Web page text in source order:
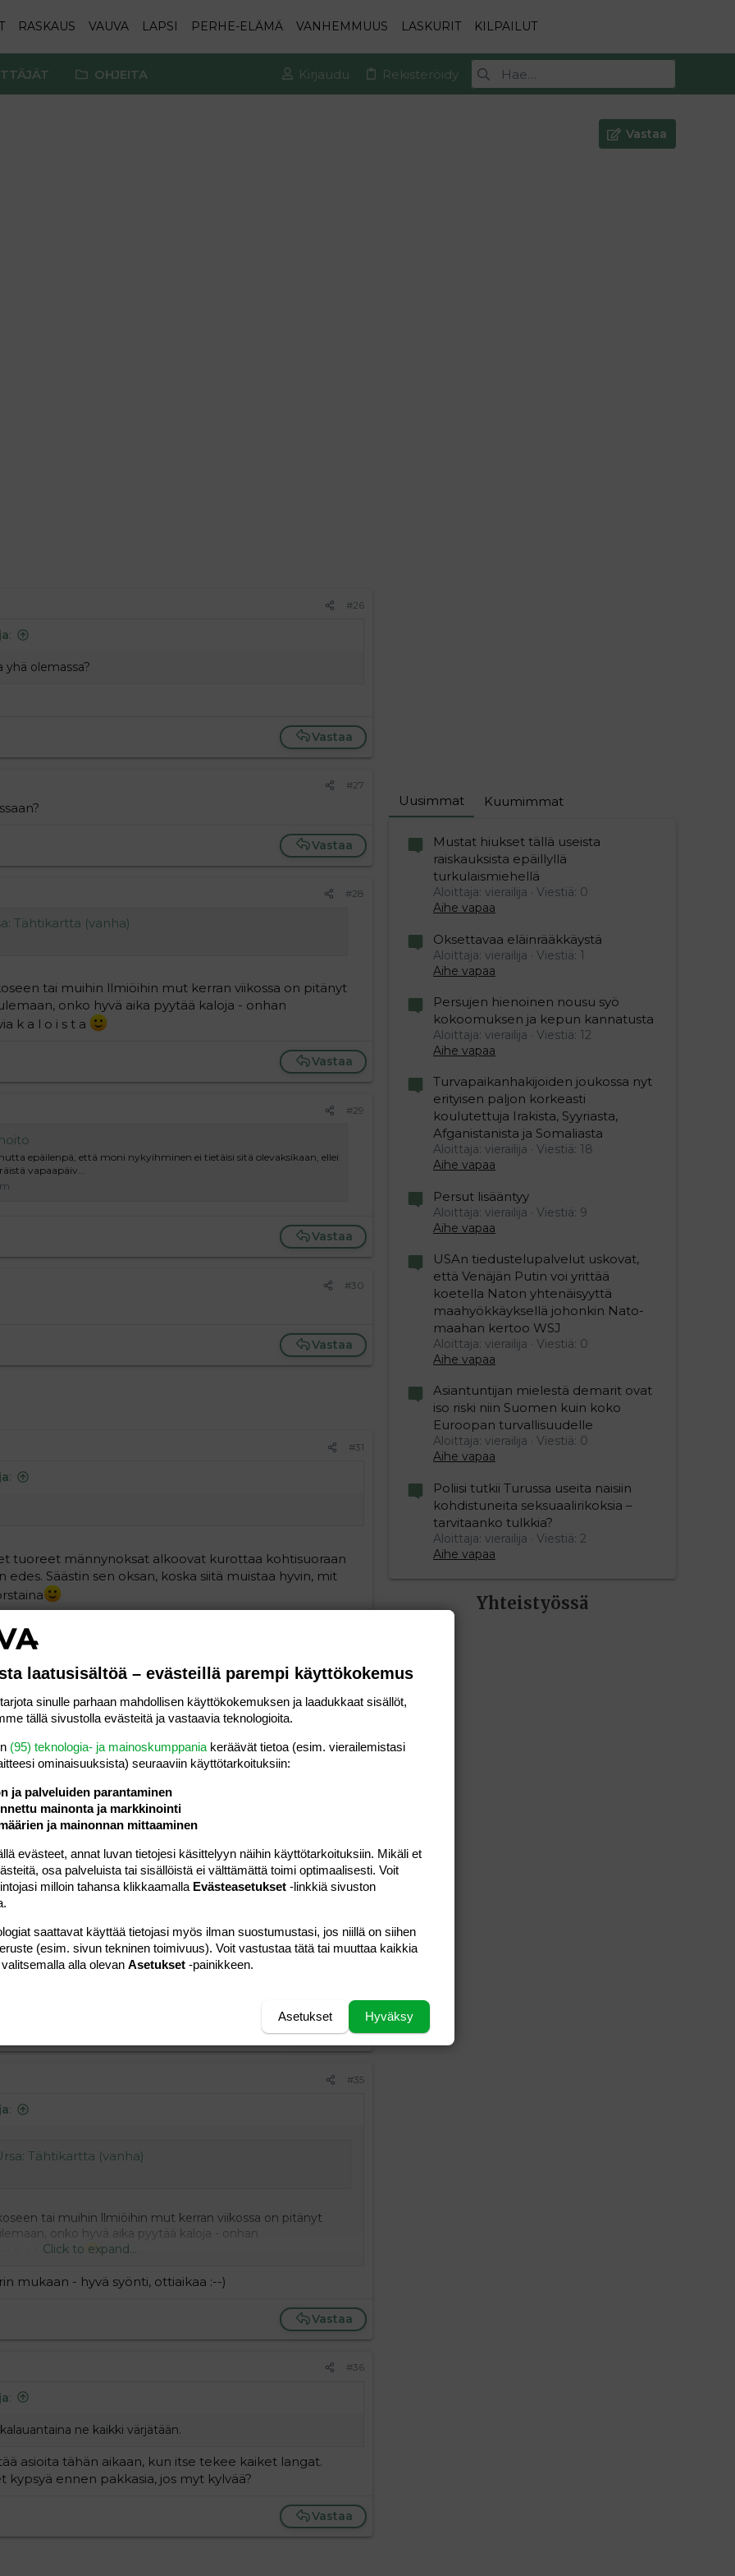
RASKAUS VAUVA LAPSI PERHE-ELÄMÄ VANHEMMUUS LASKURIT KILPAILUT
OHJEITA Kirjaudu Rekisteröidy
Vastaa
#26
:
yhä olemassa?
Vastaa
#27
Vastaa
#28
Tähtikartta (vanha)
tai muihin llmiöihin mut kerran viikossa on pitänyt
onko hyvä aika pyytää kaloja - onhan
k a l o i s t a
Vastaa
#29
epäilenpä, että moni nykyihminen ei tietäisi sitä olevaksikaan, ellei
vapaapäiv...
Vastaa
#30
Vastaa
#31
:
tuoreet männynoksat alkoovat kurottaa kohtisuoraan
edes. Säästin sen oksan, koska siitä muistaa hyvin, mit
#32
vuosikasvaimet - suoraan kohti taivasta
Vastaa
Vastaa
:
Vastaa
#35
:
Tähtikartta (vanha)
tai muihin llmiöihin mut kerran viikossa on pitänyt
onko hyvä aika pyytää kaloja - onhan
k a l o i s t a
Click to expand...
mukaan - hyvä syönti, ottiaikaa :--)
Vastaa
#36
:
ne kaikki värjätään.
asioita tähän aikaan, kun itse tekee kaiket langat.
ennen pakkasia, jos myt kylvää?
Vastaa
Uusimmat Kuumimmat
Mustat hiukset tällä useista
raiskauksista epäillyllä
turkulaismiehellä
Aloittaja: vierailija
Viestiä: 0
Aihe vapaa
Oksettavaa eläinrääkkäystä
Aloittaja: vierailija
Viestiä: 1
Aihe vapaa
Persujen hienoinen nousu syö
kokoomuksen ja kepun kannatusta
Aloittaja: vierailija
Viestiä: 12
Aihe vapaa
Turvapaikanhakijoiden joukossa nyt
erityisen paljon korkeasti
koulutettuja Irakista, Syyriasta,
Afganistanista ja Somaliasta
Aloittaja: vierailija
Viestiä: 18
Aihe vapaa
Persut lisääntyy
Aloittaja: vierailija
Viestiä: 9
Aihe vapaa
USAn tiedustelupalvelut uskovat,
että Venäjän Putin voi yrittää
koetella Naton yhtenäisyyttä
maahyökkäyksellä johonkin Nato-
maahan kertoo WSJ
Aloittaja: vierailija
Viestiä: 0
Aihe vapaa
Asiantuntijan mielestä demarit ovat
iso riski niin Suomen kuin koko
Euroopan turvallisuudelle
Aloittaja: vierailija
Viestiä: 0
Aihe vapaa
Poliisi tutkii Turussa useita naisiin
kohdistuneita seksuaalirikoksia –
tarvitaanko tulkkia?
Aloittaja: vierailija
Viestiä: 2
Aihe vapaa
Yhteistyössä
laatusisältöä – evästeillä parempi käyttökokemus
sinulle parhaan mahdollisen käyttökokemuksen ja laadukkaat sisällöt,
tällä sivustolla evästeitä ja vastaavia teknologioita.
(95) teknologia- ja mainoskumppania keräävät tietoa (esim. vierailemis­tasi
ominaisuuk­sista) seuraaviin käyttötarkoituksiin:
ja palveluiden parantaminen
mainonta ja markkinointi
ja mainonnan mittaaminen
evästeet, annat luvan tietojesi käsittelyyn näihin käyttötarkoituksiin. Mikäli et
osa palveluista tai sisällöistä ei välttämättä toimi optimaalisesti. Voit
milloin tahansa klikkaamalla Evästeasetukset -linkkiä sivuston
saattavat käyttää tietojasi myös ilman suostumustasi, jos niillä on siihen
(esim. sivun tekninen toimivuus). Voit vastustaa tätä tai muuttaa kaikkia
alla olevan Asetukset -painikkeen.
Hyväksy
Asetukset